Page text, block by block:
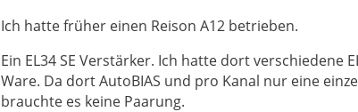
Ich hatte früher einen Reison A12 betrieben.
Ein EL34 SE Verstärker. Ich hatte dort verschiedene
Ware. Da dort AutoBIAS und pro Kanal nur eine
brauchte es keine Paarung.